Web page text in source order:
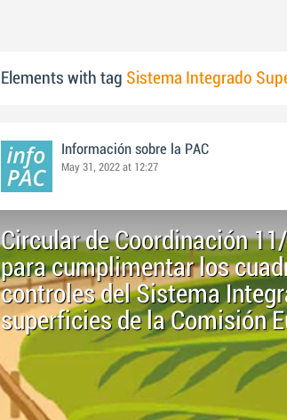
Elements with tag Sistema Integrado
Información sobre la PAC
May 31, 2022 at 12:27
Circular de Coordinación
para cumplimentar los
controles del Sistema
superficies de la Comisión